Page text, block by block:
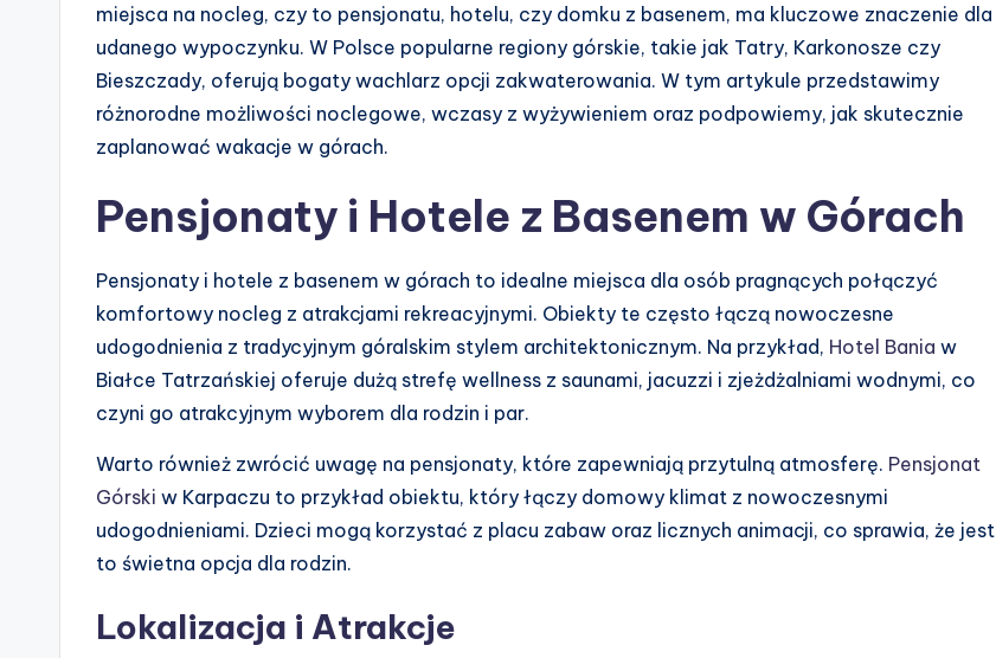
miejsca na nocleg, czy to pensjonatu, hotelu, czy domku z basenem, ma kluczowe znaczenie dla
udanego wypoczynku. W Polsce popularne regiony górskie, takie jak Tatry, Karkonosze czy
Bieszczady, oferują bogaty wachlarz opcji zakwaterowania. W tym artykule przedstawimy
różnorodne możliwości noclegowe, wczasy z wyżywieniem oraz podpowiemy, jak skutecznie
zaplanować wakacje w górach.
Pensjonaty i Hotele z Basenem w Górach
Pensjonaty i hotele z basenem w górach to idealne miejsca dla osób pragnących połączyć
komfortowy nocleg z atrakcjami rekreacyjnymi. Obiekty te często łączą nowoczesne
udogodnienia z tradycyjnym góralskim stylem architektonicznym. Na przykład, Hotel Bania w
Białce Tatrzańskiej oferuje dużą strefę wellness z saunami, jacuzzi i zjeżdżalniami wodnymi, co
czyni go atrakcyjnym wyborem dla rodzin i par.
Warto również zwrócić uwagę na pensjonaty, które zapewniają przytulną atmosferę. Pensjonat
Górski w Karpaczu to przykład obiektu, który łączy domowy klimat z nowoczesnymi
udogodnieniami. Dzieci mogą korzystać z placu zabaw oraz licznych animacji, co sprawia, że jest
to świetna opcja dla rodzin.
Lokalizacja i Atrakcje